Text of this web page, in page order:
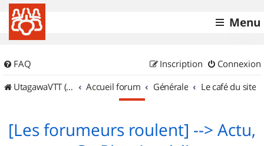
Menu
FAQ Connexion
Inscription
UtagawaVTT (Randos VTT et VTTAE avec traces GPS)
Accueil forum Générale Le café du site
[Les forumeurs roulent] --> Actu,